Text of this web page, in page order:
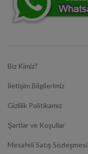
Biz Kimiz?
İletişim Bilgilerimiz
Gizlilik Politikamız
Şartlar ve Koşullar
Mesafeli Satış Sözleşmesi